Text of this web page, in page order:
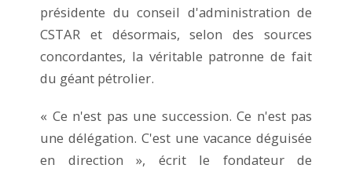
présidente du conseil d'administration de
CSTAR et désormais, selon des sources
concordantes, la véritable patronne de fait
du géant pétrolier.
« Ce n'est pas une succession. Ce n'est pas
une délégation. C'est une vacance déguisée
en direction », écrit le fondateur de